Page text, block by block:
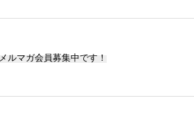
メルマガ会員募集中です！